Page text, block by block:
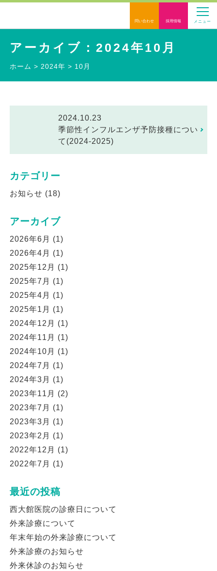
問い合わせ 採用情報 メニュー
アーカイブ：2024年10月
ホーム > 2024年 > 10月
2024.10.23
季節性インフルエンザ予防接種につい
て(2024-2025)
カテゴリー
お知らせ (18)
アーカイブ
2026年6月
(1)
2026年4月
(1)
2025年12月
(1)
2025年7月
(1)
2025年4月
(1)
2025年1月
(1)
2024年12月
(1)
2024年11月
(1)
2024年10月
(1)
2024年7月
(1)
2024年3月
(1)
2023年11月
(2)
2023年7月
(1)
2023年3月
(1)
2023年2月
(1)
2022年12月
(1)
2022年7月
(1)
最近の投稿
西大館医院の診療日について
外来診療について
年末年始の外来診療について
外来診療のお知らせ
外来休診のお知らせ